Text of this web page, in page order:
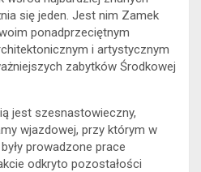
się jeden. Jest nim Zamek
ponadprzeciętnym
i artystycznym
zabytków Środkowej
jest szesnastowieczny,
wjazdowej, przy którym w
prowadzone prace
odkryto pozostałości